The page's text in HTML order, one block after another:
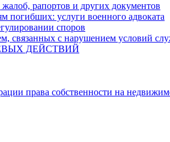
рапортов и других документов
погибших: услуги военного адвоката
споров
связанных с нарушением условий
ДЕЙСТВИЙ
права собственности на